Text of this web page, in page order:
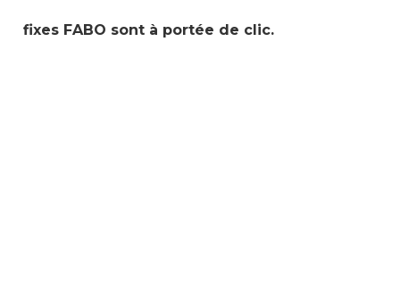
fixes FABO sont à portée de clic.